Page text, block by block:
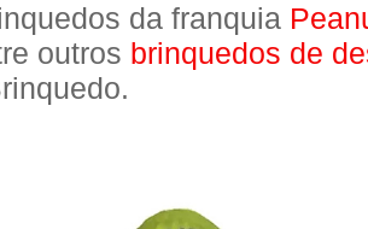
da franquia
outros brinquedos de